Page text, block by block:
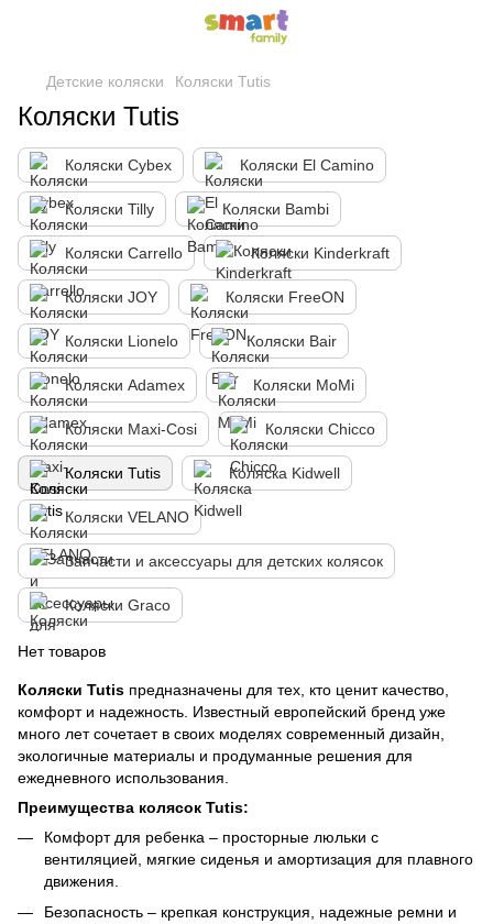
Детские коляски Коляски Tutis
Коляски Tutis
Коляски Cybex Коляски El Camino
Коляски Tilly Коляски Bambi
Коляски Carrello Коляски Kinderkraft
Коляски JOY Коляски FreeON
Коляски Lionelo Коляски Bair
Коляски Adamex Коляски MoMi
Коляски Maxi-Cosi Коляски Chicco
Коляски Tutis Коляска Kidwell
Коляски VELANO
Запчасти и аксессуары для детских колясок
Коляски Graco
Нет товаров
Коляски Tutis предназначены для тех, кто ценит качество,
комфорт и надежность. Известный европейский бренд уже
много лет сочетает в своих моделях современный дизайн,
экологичные материалы и продуманные решения для
ежедневного использования.
Преимущества колясок Tutis:
Комфорт для ребенка – просторные люльки с
вентиляцией, мягкие сиденья и амортизация для плавного
движения.
Безопасность – крепкая конструкция, надежные ремни и